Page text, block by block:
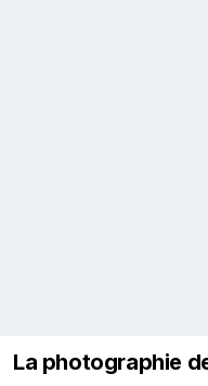
La photographie